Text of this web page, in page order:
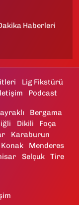
Haberleri
Lig Fikstürü
Podcast
Bergama
Dikili
Foça
Karaburun
Konak
Menderes
Selçuk
Tire